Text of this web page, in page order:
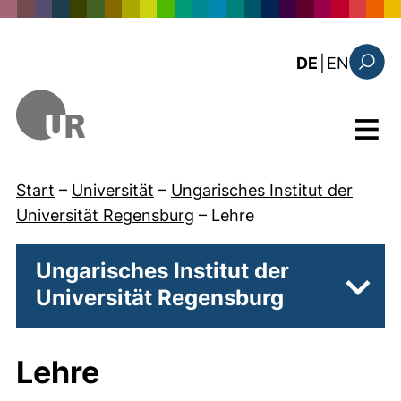
DE EN: the
Menü
Start – Universität – Ungarisches Institut der
Universität Regensburg – Lehre
Ungarisches Institut der
Universität Regensburg
Lehre